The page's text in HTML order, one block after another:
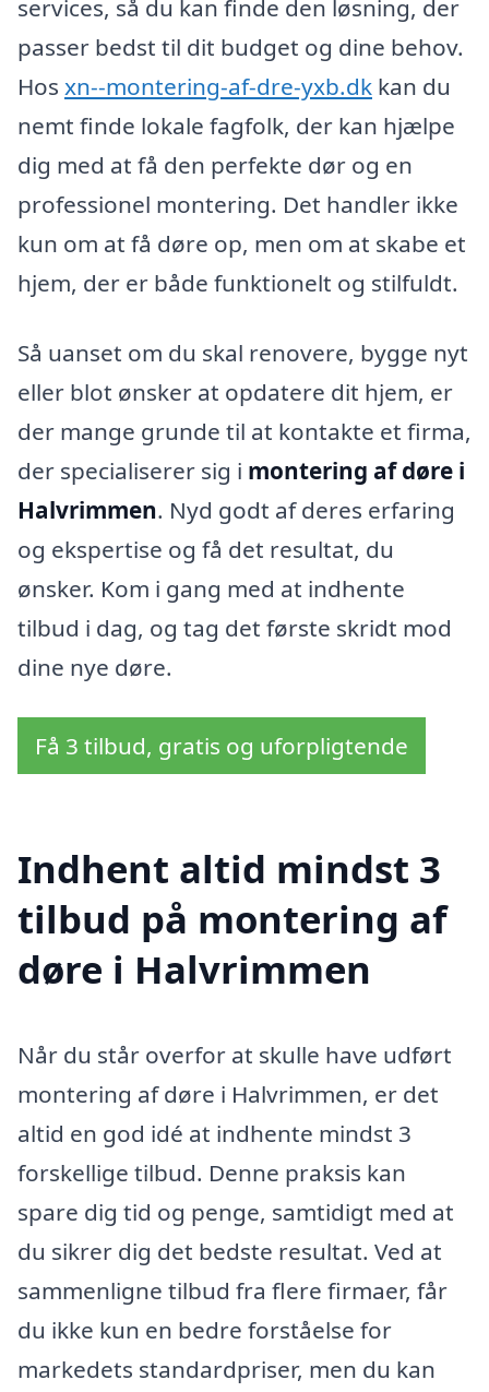
services, så du kan finde den løsning, der
passer bedst til dit budget og dine behov.
Hos xn--montering-af-dre-yxb.dk kan du
nemt finde lokale fagfolk, der kan hjælpe
dig med at få den perfekte dør og en
professionel montering. Det handler ikke
kun om at få døre op, men om at skabe et
hjem, der er både funktionelt og stilfuldt.
Så uanset om du skal renovere, bygge nyt
eller blot ønsker at opdatere dit hjem, er
der mange grunde til at kontakte et firma,
der specialiserer sig i montering af døre i
Halvrimmen. Nyd godt af deres erfaring
og ekspertise og få det resultat, du
ønsker. Kom i gang med at indhente
tilbud i dag, og tag det første skridt mod
dine nye døre.
Få 3 tilbud, gratis og uforpligtende
Indhent altid mindst 3
tilbud på montering af
døre i Halvrimmen
Når du står overfor at skulle have udført
montering af døre i Halvrimmen, er det
altid en god idé at indhente mindst 3
forskellige tilbud. Denne praksis kan
spare dig tid og penge, samtidigt med at
du sikrer dig det bedste resultat. Ved at
sammenligne tilbud fra flere firmaer, får
du ikke kun en bedre forståelse for
markedets standardpriser, men du kan